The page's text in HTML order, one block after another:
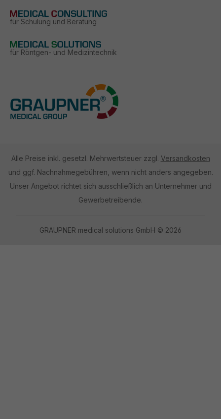
für Schulung und Beratung
für Röntgen- und Medizintechnik
Alle Preise inkl. gesetzl. Mehrwertsteuer zzgl. Versandkosten
und ggf. Nachnahmegebühren, wenn nicht anders angegeben.
Unser Angebot richtet sich ausschließlich an Unternehmer und
Gewerbetreibende.
GRAUPNER medical solutions GmbH © 2026